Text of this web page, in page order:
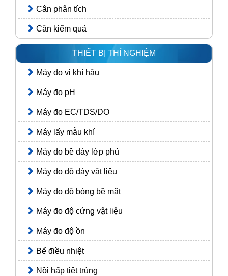
Cân phân tích
Cân kiểm quả
THIẾT BỊ THÍ NGHIỆM
Máy đo vi khí hậu
Máy đo pH
Máy đo EC/TDS/DO
Máy lấy mẫu khí
Máy đo bề dày lớp phủ
Máy đo độ dày vật liệu
Máy đo độ bóng bề mặt
Máy đo độ cứng vật liệu
Máy đo độ ồn
Bể điều nhiệt
Nồi hấp tiệt trùng